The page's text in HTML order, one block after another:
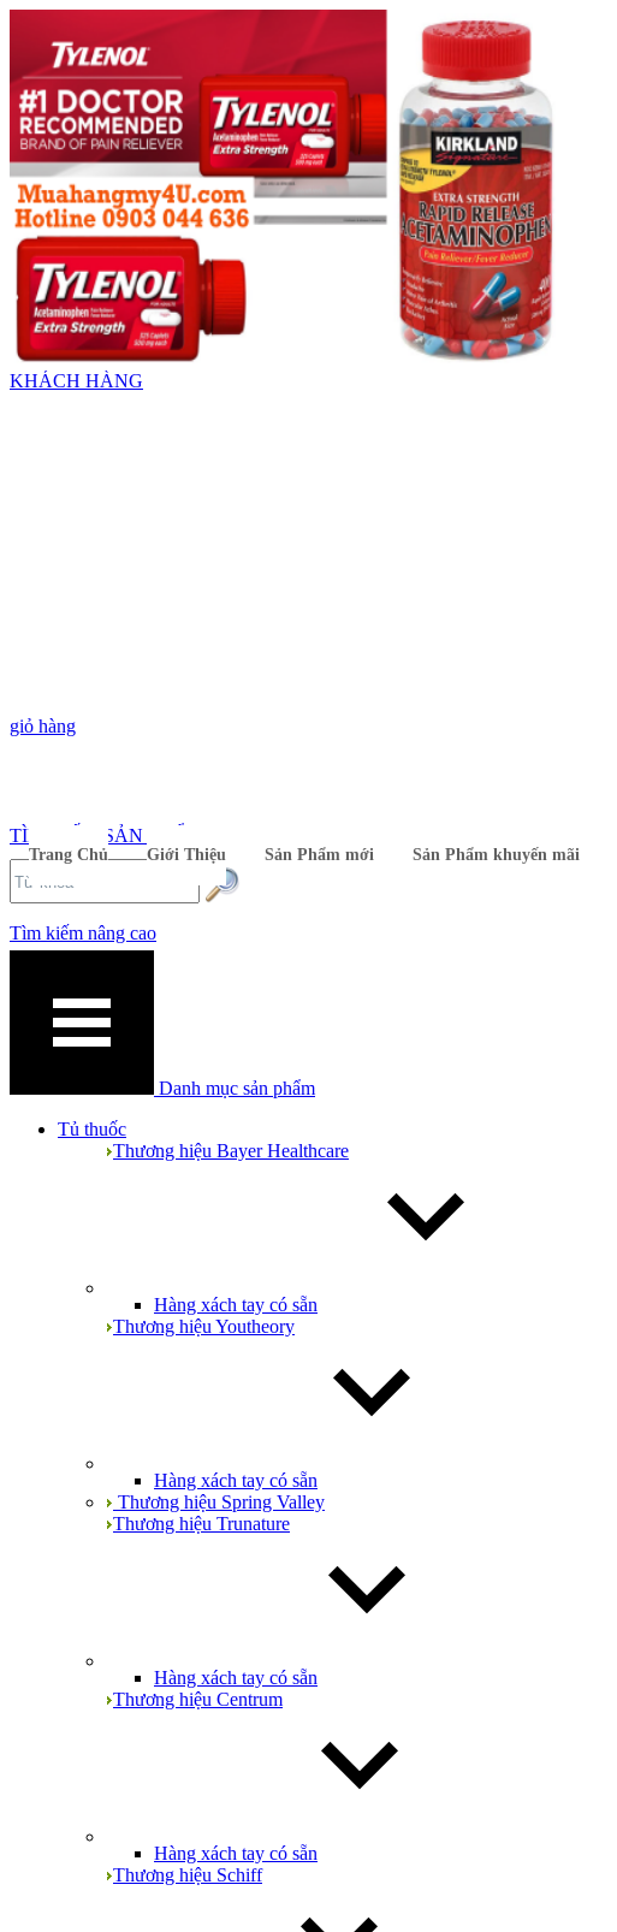
KHÁCH HÀNG
giỏ hàng
Trang Chủ Giới Thiệu Sản Phẩm mới Sản Phẩm khuyến mãi
TÌM KIẾM SẢN PHẨM
Tìm kiếm nâng cao
Danh mục sản phẩm
Tủ thuốc
Thương hiệu Bayer Healthcare
Hàng xách tay có sẵn
Thương hiệu Youtheory
Hàng xách tay có sẵn
Thương hiệu Spring Valley
Thương hiệu Trunature
Hàng xách tay có sẵn
Thương hiệu Centrum
Hàng xách tay có sẵn
Thương hiệu Schiff